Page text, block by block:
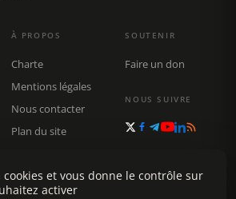
À PROPOS
Charte
Mentions légales
Nous contacter
Plan du site
SOUTENIR
Faire un don
NOUS SUIVRE
cookies et vous donne le contrôle sur
activer